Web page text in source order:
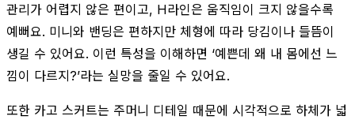
관리가 어렵지 않은 편이고, H라인은 움직임이 크지 않을수록
예뻐요. 미니와 밴딩은 편하지만 체형에 따라 당김이나 들뜸이
생길 수 있어요. 이런 특성을 이해하면 ‘예쁜데 왜 내 몸에선 느
낌이 다르지?’라는 실망을 줄일 수 있어요.
또한 카고 스커트는 주머니 디테일 때문에 시각적으로 하체가 넓